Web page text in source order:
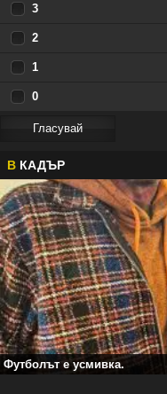
3
2
1
0
В КАДЪР
Футболът е усмивка.